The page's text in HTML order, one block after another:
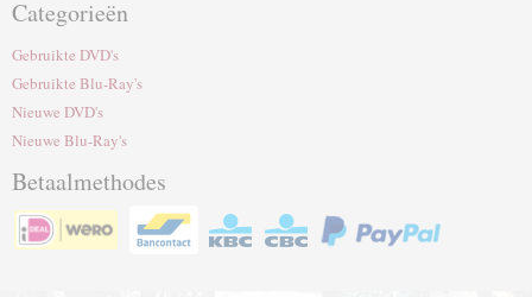
Categorieën
Gebruikte DVD's
Gebruikte Blu-Ray's
Nieuwe DVD's
Nieuwe Blu-Ray's
Betaalmethodes